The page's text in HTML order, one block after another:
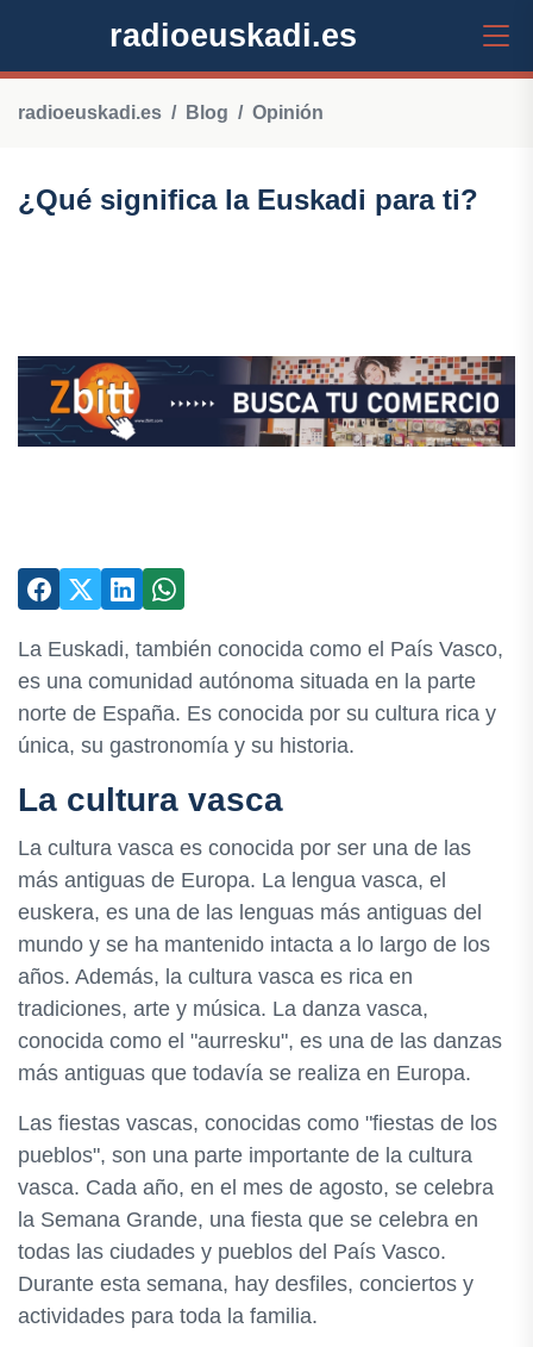
radioeuskadi.es
radioeuskadi.es Blog Opinión
¿Qué significa la Euskadi para ti?
La Euskadi, también conocida como el País Vasco,
es una comunidad autónoma situada en la parte
norte de España. Es conocida por su cultura rica y
única, su gastronomía y su historia.
La cultura vasca
La cultura vasca es conocida por ser una de las
más antiguas de Europa. La lengua vasca, el
euskera, es una de las lenguas más antiguas del
mundo y se ha mantenido intacta a lo largo de los
años. Además, la cultura vasca es rica en
tradiciones, arte y música. La danza vasca,
conocida como el "aurresku", es una de las danzas
más antiguas que todavía se realiza en Europa.
Las fiestas vascas, conocidas como "fiestas de los
pueblos", son una parte importante de la cultura
vasca. Cada año, en el mes de agosto, se celebra
la Semana Grande, una fiesta que se celebra en
todas las ciudades y pueblos del País Vasco.
Durante esta semana, hay desfiles, conciertos y
actividades para toda la familia.